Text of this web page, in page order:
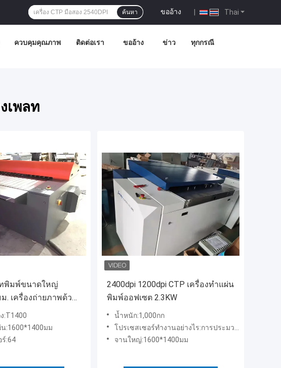
Thai
ขออ้าง |
ค้นหา
ควบคุมคุณภาพ ติดต่อเรา ขออ้าง ข่าว ทุกกรณี
เพลท
ทพิมพ์ขนาดใหญ่
. เครื่องถ่ายภาพด้วย
:T1400
:1600*1400มม
ร์:64
2400dpi 1200dpi CTP เครื่องทําแผ่น
พิมพ์ออฟเซต 2.3KW
น้ำหนัก:1,000กก
โปรเซสเซอร์ทำงานอย่างไร:การประมวลผลการถ่ายโอนอัตโนมัติ
จานใหญ่:1600*1400มม